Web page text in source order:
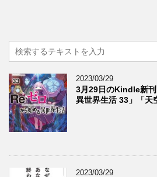
2023/03/29
3月29日のKindle新
異世界生活 33」「
2023/03/29